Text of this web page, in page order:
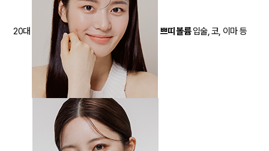
20대 쁘띠 볼륨입술, 코, 이마 등